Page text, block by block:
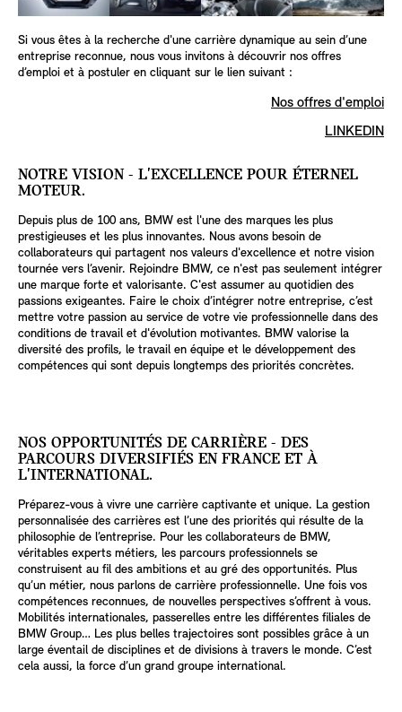
Si vous êtes à la recherche d'une carrière dynamique au sein d’une
entreprise reconnue, nous vous invitons à découvrir nos offres
d’emploi et à postuler en cliquant sur le lien suivant :
Nos offres d'emploi
LINKEDIN
NOTRE VISION - L'EXCELLENCE POUR ÉTERNEL
MOTEUR.
Depuis plus de 100 ans, BMW est l'une des marques les plus
prestigieuses et les plus innovantes. Nous avons besoin de
collaborateurs qui partagent nos valeurs d'excellence et notre vision
tournée vers l’avenir. Rejoindre BMW, ce n'est pas seulement intégrer
une marque forte et valorisante. C'est assumer au quotidien des
passions exigeantes. Faire le choix d’intégrer notre entreprise, c’est
mettre votre passion au service de votre vie professionnelle dans des
conditions de travail et d'évolution motivantes. BMW valorise la
diversité des profils, le travail en équipe et le développement des
compétences qui sont depuis longtemps des priorités concrètes.
NOS OPPORTUNITÉS DE CARRIÈRE - DES
PARCOURS DIVERSIFIÉS EN FRANCE ET À
L'INTERNATIONAL.
Préparez-vous à vivre une carrière captivante et unique. La gestion
personnalisée des carrières est l’une des priorités qui résulte de la
philosophie de l’entreprise. Pour les collaborateurs de BMW,
véritables experts métiers, les parcours professionnels se
construisent au fil des ambitions et au gré des opportunités. Plus
qu’un métier, nous parlons de carrière professionnelle. Une fois vos
compétences reconnues, de nouvelles perspectives s’offrent à vous.
Mobilités internationales, passerelles entre les différentes filiales de
BMW Group… Les plus belles trajectoires sont possibles grâce à un
large éventail de disciplines et de divisions à travers le monde. C’est
cela aussi, la force d’un grand groupe international.